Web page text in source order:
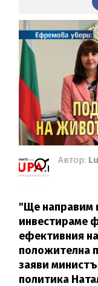
Автор:
"Ще направим
инвестираме
ефективния
положителна
заяви
политика